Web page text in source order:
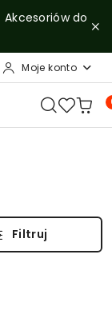
Akcesoriów do
Moje konto
Filtruj